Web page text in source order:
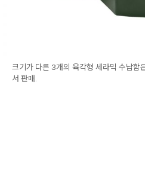
크기가 다른 3개의 육각형 세라믹 수납함
서 판매.